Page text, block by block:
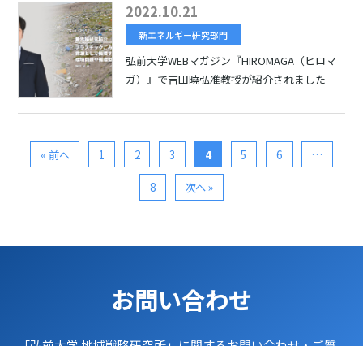
2022.10.21
新エネルギー研究部門
弘前大学WEBマガジン『HIROMAGA（ヒロマ
ガ）』で吉田曉弘准教授が紹介されました
« 前へ 1 2 3 4 5 6 …
8 次へ »
お問い合わせ